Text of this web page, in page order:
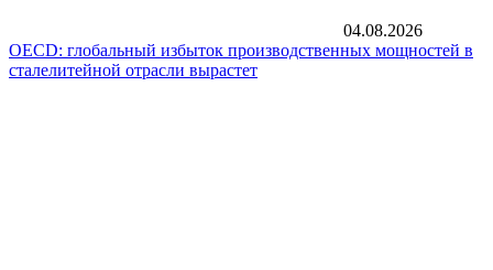
04.08.2026
OECD: глобальный избыток производственных мощностей в
сталелитейной отрасли вырастет